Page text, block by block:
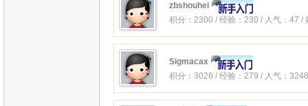
zbshouhei
积分：2300 / 经验：230 / 人气：47 /
Sigmacax
积分：3026 / 经验：279 / 人气：